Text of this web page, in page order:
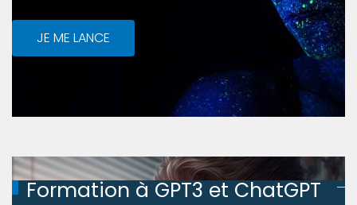
JE ME LANCE
Formation à GPT3 et ChatGPT